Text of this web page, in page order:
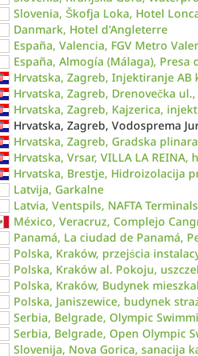
Slovenia, Škofja Loka, Hotel
Danmark, Hotel d'Angleterre
España, Valencia, FGV Metro
España, Almogía (Málaga), Presa
Hrvatska, Zagreb, Injektiranje
Hrvatska, Zagreb, Drenovečka
Hrvatska, Zagreb, Kajzerica,
Hrvatska, Zagreb, Vodosprema
Hrvatska, Zagreb, Gradska
Hrvatska, Vrsar, VILLA LA
Hrvatska, Brestje, Hidroizolacija
Latvija, Garkalne
Latvia, Ventspils, NAFTA Terminals
México, Veracruz, Complejo
Panamá, La ciudad de Panamá,
Polska, Kraków, przejścia
Polska, Kraków al. Pokoju,
Polska, Kraków, Budynek
Polska, Janiszewice, budynek
Serbia, Belgrade, Olympic
Serbia, Belgrade, Open Olympic
Slovenija, Nova Gorica, sanacija